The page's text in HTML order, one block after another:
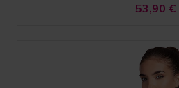
53,90 €